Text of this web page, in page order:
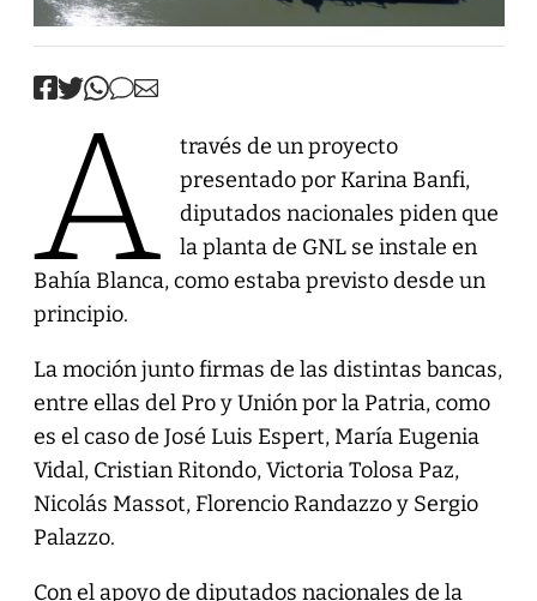
A
través de un proyecto
presentado por Karina Banfi,
diputados nacionales piden que
la planta de GNL se instale en
Bahía Blanca, como estaba previsto desde un
principio.
La moción junto firmas de las distintas bancas,
entre ellas del Pro y Unión por la Patria, como
es el caso de José Luis Espert, María Eugenia
Vidal, Cristian Ritondo, Victoria Tolosa Paz,
Nicolás Massot, Florencio Randazzo y Sergio
Palazzo.
Con el apoyo de diputados nacionales de la